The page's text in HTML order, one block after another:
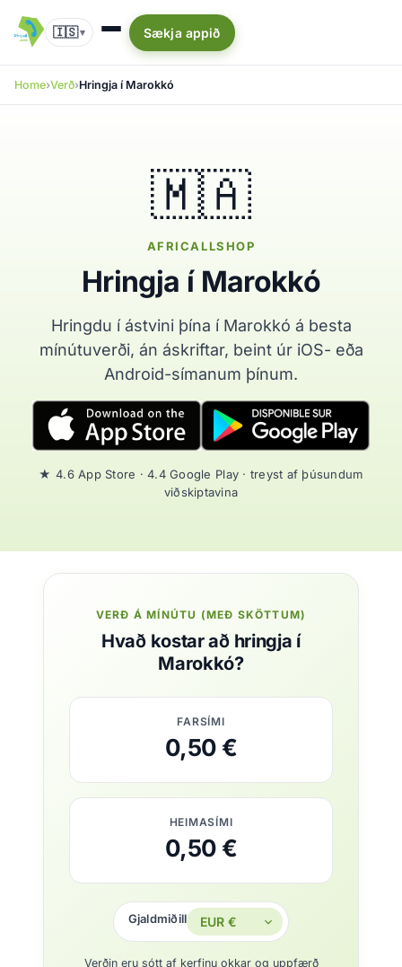
🇮🇸▾ Sækja appið
Home Verð Hringja í Marokkó
🇲🇦
AFRICALLSHOP
Hringja í Marokkó
Hringdu í ástvini þína í Marokkó á besta
mínútuverði, án áskriftar, beint úr iOS- eða
Android-símanum þínum.
★ 4.6 App Store · 4.4 Google Play · treyst af þúsundum
viðskiptavina
VERÐ Á MÍNÚTU (MEÐ SKÖTTUM)
Hvað kostar að hringja í
Marokkó?
FARSÍMI
0,50 €
HEIMASÍMI
0,50 €
Gjaldmiðill
Verðin eru sótt af kerfinu okkar og uppfærð